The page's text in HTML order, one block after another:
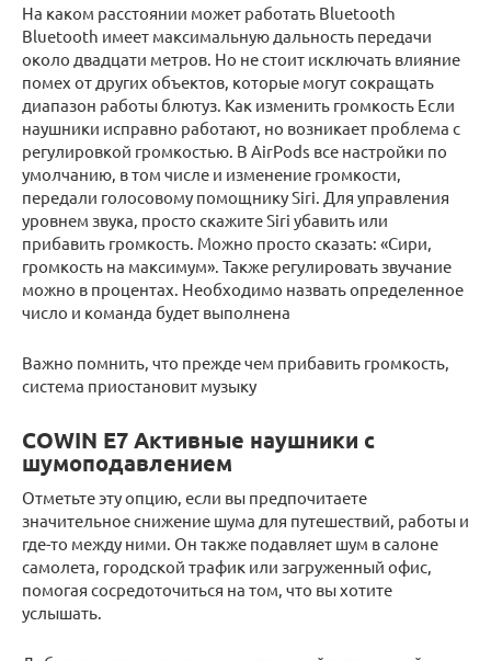
На каком расстоянии может работать Bluetooth
Bluetooth имеет максимальную дальность передачи
около двадцати метров. Но не стоит исключать влияние
помех от других объектов, которые могут сокращать
диапазон работы блютуз. Как изменить громкость Если
наушники исправно работают, но возникает проблема с
регулировкой громкостью. В AirPods все настройки по
умолчанию, в том числе и изменение громкости,
передали голосовому помощнику Siri. Для управления
уровнем звука, просто скажите Siri убавить или
прибавить громкость. Можно просто сказать: «Сири,
громкость на максимум». Также регулировать звучание
можно в процентах. Необходимо назвать определенное
число и команда будет выполнена
Важно помнить, что прежде чем прибавить громкость,
система приостановит музыку
COWIN E7 Активные наушники с
шумоподавлением
Отметьте эту опцию, если вы предпочитаете
значительное снижение шума для путешествий, работы и
где-то между ними. Он также подавляет шум в салоне
самолета, городской трафик или загруженный офис,
помогая сосредоточиться на том, что вы хотите
услышать.